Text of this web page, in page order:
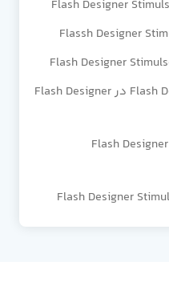
آموزش متدهای دیگر Flash Designer در Flash Designer
آموزش Designer Settings در Flash Designer